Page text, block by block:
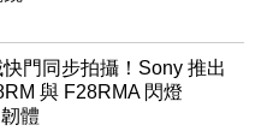
門同步拍攝！Sony 推出
與 F28RMA 閃燈
體